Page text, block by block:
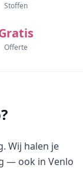
Stoffen
Offerte
Wij halen je
— ook in Venlo